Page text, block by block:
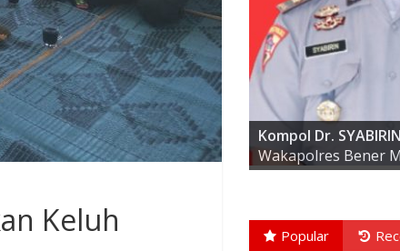
Keluh
AKBP ARIS CAI DWI
M.I.K
Kompol Dr.
Wakapolres Bener
Popular